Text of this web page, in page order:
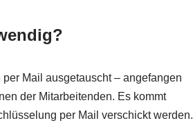
Mail ausgetauscht – angefangen
der Mitarbeitenden. Es kommt
per Mail verschickt werden.